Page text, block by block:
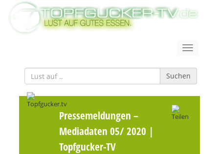
Suchen
Pressemeldungen –
Mediadaten 05/ 2020 |
Topfgucker-TV